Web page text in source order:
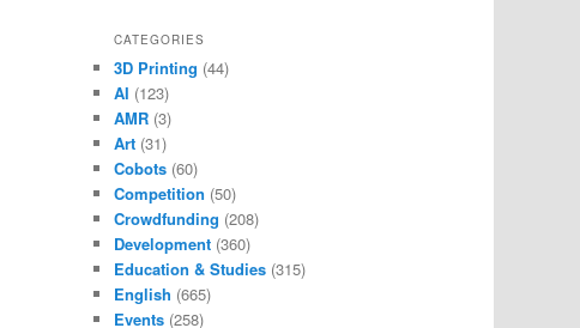
CATEGORIES
3D Printing (44)
AI (123)
AMR (3)
Art (31)
Cobots (60)
Competition (50)
Crowdfunding (208)
Development (360)
Education & Studies (315)
English (665)
Events (258)